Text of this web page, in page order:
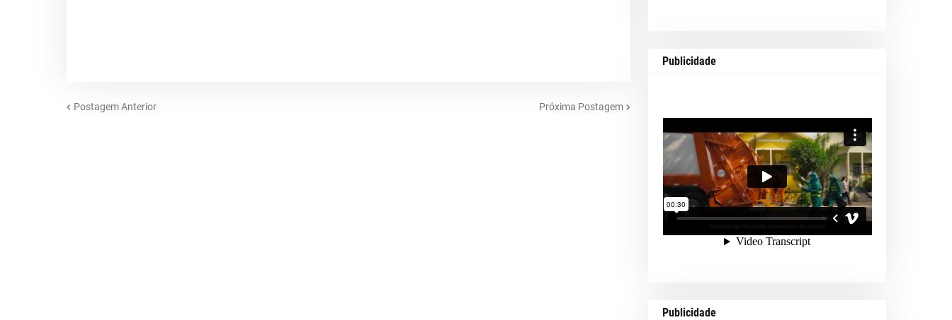
Postagem Anterior Próxima Postagem
Publicidade
Publicidade